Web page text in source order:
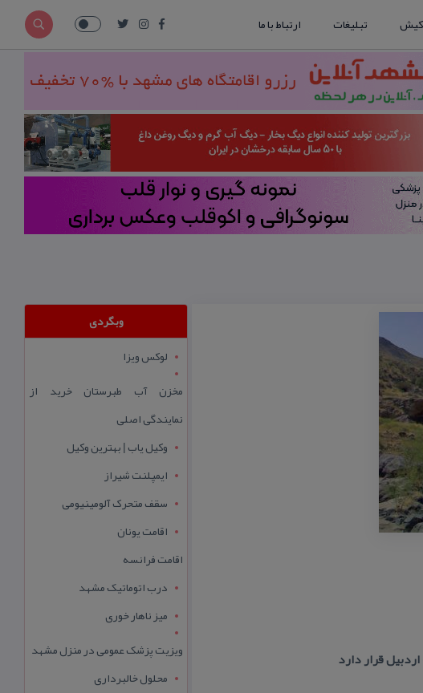
کیش تبلیغات ارتباط با ما
قرار دارد
وبگردی
لوکس ویزا
مخزن آب طبرستان خرید از
نمایندگی اصلی
وکیل یاب | بهترین وکیل
ایمپلنت شیراز
سقف متحرک آلومینیومی
اقامت یونان
اقامت فرانسه
درب اتوماتیک مشهد
میز ناهار خوری
ویزیت پزشک عمومی در منزل مشهد
محلول خالبرداری